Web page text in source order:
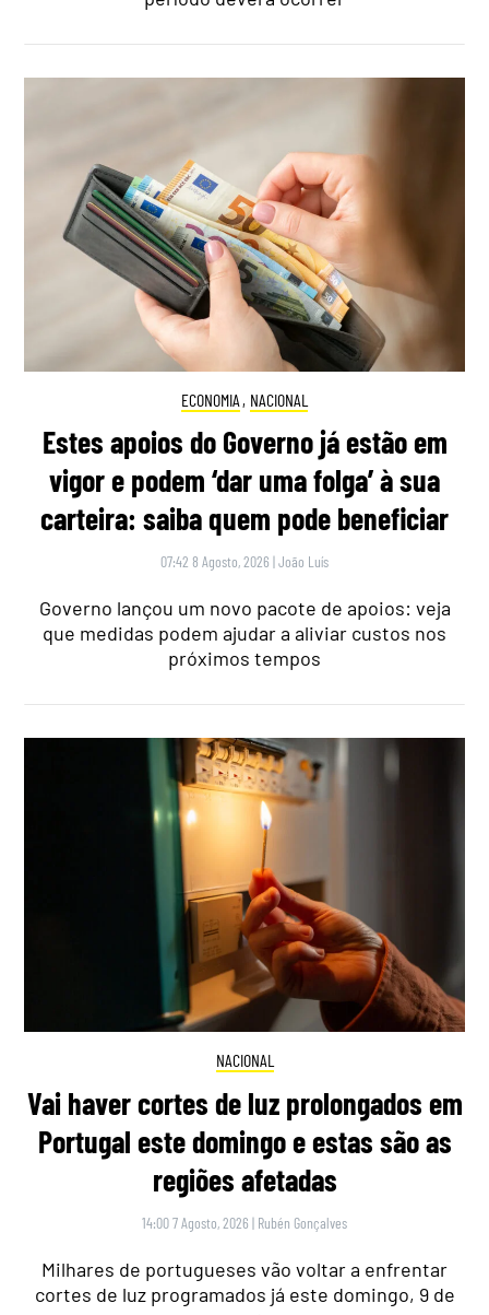
ECONOMIA , NACIONAL
Estes apoios do Governo já estão em
vigor e podem ‘dar uma folga’ à sua
carteira: saiba quem pode beneficiar
07:42 8 Agosto, 2026 |João Luís
Governo lançou um novo pacote de apoios: veja
que medidas podem ajudar a aliviar custos nos
próximos tempos
NACIONAL
Vai haver cortes de luz prolongados em
Portugal este domingo e estas são as
regiões afetadas
14:00 7 Agosto, 2026 | Rubén Gonçalves
Milhares de portugueses vão voltar a enfrentar
cortes de luz programados já este domingo, 9 de